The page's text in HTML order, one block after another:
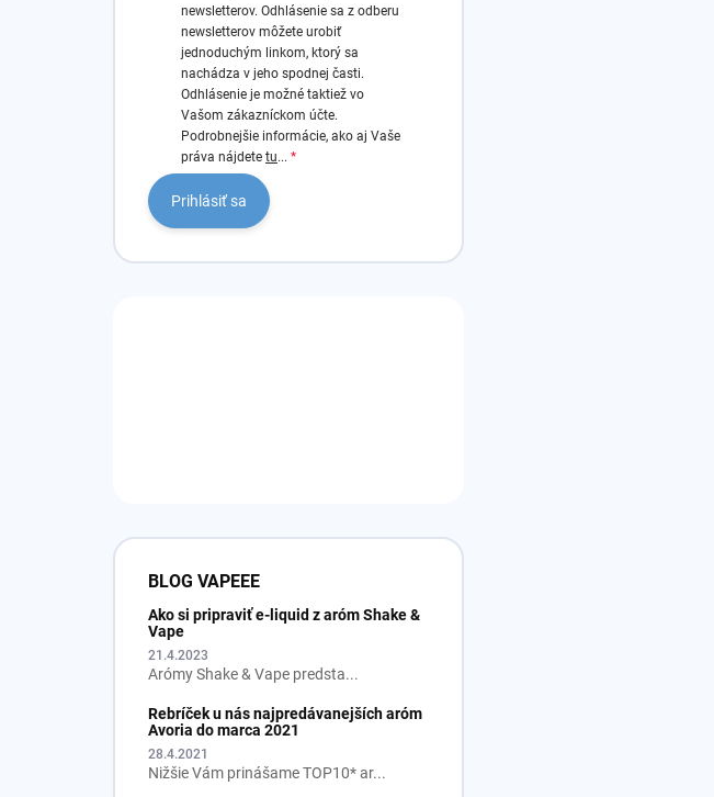
newsletterov. Odhlásenie sa z odberu
newsletterov môžete urobiť
jednoduchým linkom, ktorý sa
nachádza v jeho spodnej časti.
Odhlásenie je možné taktiež vo
Vašom zákazníckom účte.
Podrobnejšie informácie, ako aj Vaše
práva nájdete tu...
Prihlásiť sa
BLOG VAPEEE
Ako si pripraviť e-liquid z aróm Shake &
Vape
21.4.2023
Arómy Shake & Vape predsta...
Rebríček u nás najpredávanejších aróm
Avoria do marca 2021
28.4.2021
Nižšie Vám prinášame TOP10* ar...